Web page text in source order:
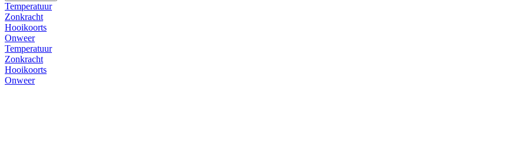
Temperatuur
Zonkracht
Hooikoorts
Onweer
Temperatuur
Zonkracht
Hooikoorts
Onweer